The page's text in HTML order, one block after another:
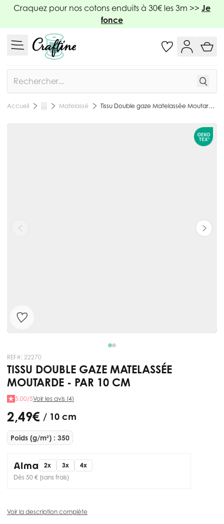
Allez au contenu
Craquez pour nos cotons enduits à 30€ les 3m >> Je
fonce
Accueil … Matelassé Tissu Double gaze Matelassée Moutarde - Par 10 cm
REF#: 22270
TISSU DOUBLE GAZE MATELASSÉE
MOUTARDE - PAR 10 CM
5.00/5Voir les avis (4)
2,49 € / 10 cm
Poids (g/m²) : 350
2x 3x
4x
Dès 50 € (sans frais)
Voir la description complète